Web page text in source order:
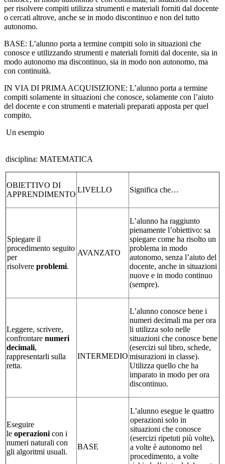
per risolvere compiti utilizza strumenti e materiali forniti dal docente
o cercati altrove, anche se in modo discontinuo e non del tutto
autonomo.
BASE: L’alunno porta a termine compiti solo in situazioni che
conosce e utilizzando strumenti e materiali forniti dal docente, sia in
modo autonomo ma discontinuo, sia in modo non autonomo, ma
con continuità.
IN VIA DI PRIMA ACQUISIZIONE: L’alunno porta a termine
compiti solamente in situazioni che conosce, solamente con l’aiuto
del docente e con strumenti e materiali preparati apposta per quel
compito.
Un esempio
disciplina: MATEMATICA
OBIETTIVO DI
APPRENDIMENTO
LIVELLO Significa che…
Spiegare il
procedimento seguito
per
risolvere problemi.
AVANZATO
L’alunno ha raggiunto
pienamente l’obiettivo: sa
spiegare come ha risolto un
problema in modo
autonomo, senza l’aiuto del
docente, anche in situazioni
nuove e in modo continuo
(sempre).
Leggere, scrivere,
confrontare numeri
decimali,
rappresentarli sulla
retta.
INTERMEDIO
L’alunno conosce bene i
numeri decimali ma per ora
li utilizza solo nelle
situazioni che conosce bene
(esercizi sul libro, schede,
misurazioni in classe).
Utilizza quello che ha
imparato in modo per ora
discontinuo.
Eseguire
le operazioni con i
numeri naturali con
gli algoritmi usuali.
BASE
L’alunno esegue le quattro
operazioni solo in
situazioni che conosce
(esercizi ripetuti più volte),
a volte è autonomo nel
procedimento, a volte